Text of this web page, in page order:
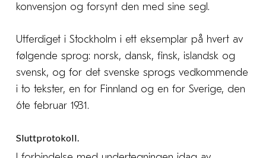
konvensjon og forsynt den med sine segl.
Utferdiget i Stockholm i ett eksemplar på hvert av
følgende sprog: norsk, dansk, finsk, islandsk og
svensk, og for det svenske sprogs vedkommende
i to tekster, en for Finnland og en for Sverige, den
6te februar 1931.
Sluttprotokoll.